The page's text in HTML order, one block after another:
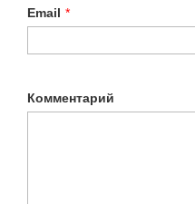
Email *
Комментарий